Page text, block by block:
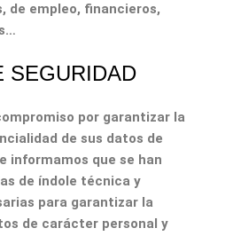
de empleo, financieros,
SEGURIDAD
por garantizar la
de sus datos de
informamos que se han
de índole técnica y
para garantizar la
de carácter personal y